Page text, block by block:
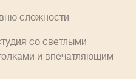
сложности
со светлыми
и впечатляющим